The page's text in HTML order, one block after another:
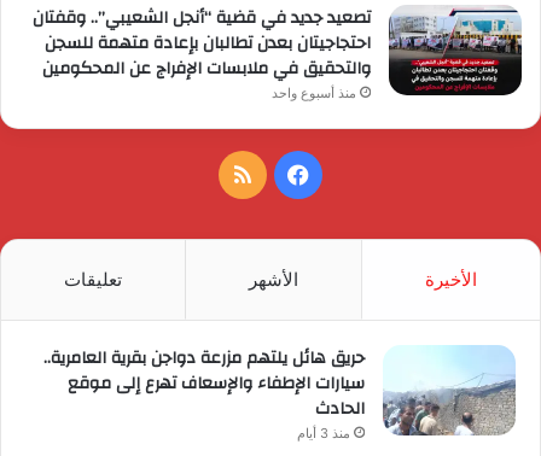
تصعيد جديد في قضية “أنجل الشعيبي”.. وقفتان
احتجاجيتان بعدن تطالبان بإعادة متهمة للسجن
والتحقيق في ملابسات الإفراج عن المحكومين
منذ أسبوع واحد
فيسبوكملخص
الأخيرة الأشهر تعليقات
حريق هائل يلتهم مزرعة دواجن بقرية العامرية..
سيارات الإطفاء والإسعاف تهرع إلى موقع
الحادث
منذ 3 أيام